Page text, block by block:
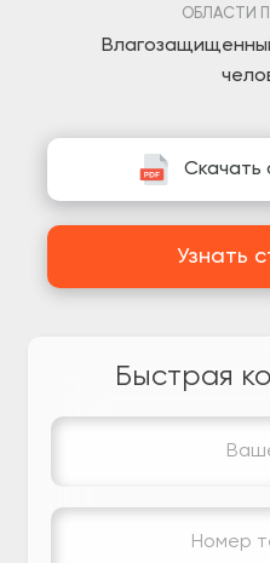
ОБЛАСТИ
Скачать
Узнать
Быстрая